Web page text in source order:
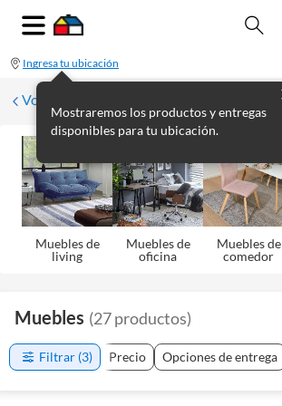
Ingresa tu ubicación
Mostraremos los productos y entregas
disponibles para tu ubicación.
Volver
Muebles de
living
Muebles de
oficina
Muebles de
comedor
Muebles (27productos)
Filtrar (3) Precio Opciones de entrega